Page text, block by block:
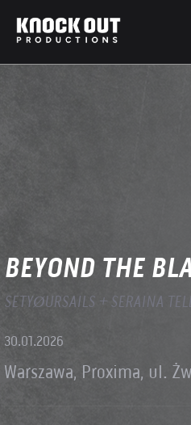
BEYOND THE
SETYØURSAILS + SERAINA
30.01.2026
Warszawa, Proxima, ul.